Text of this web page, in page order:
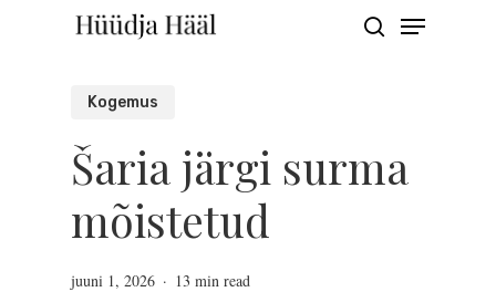
Menu
Kogemus
Šaria järgi surma
mõistetud
juuni 1, 2026 13 min read